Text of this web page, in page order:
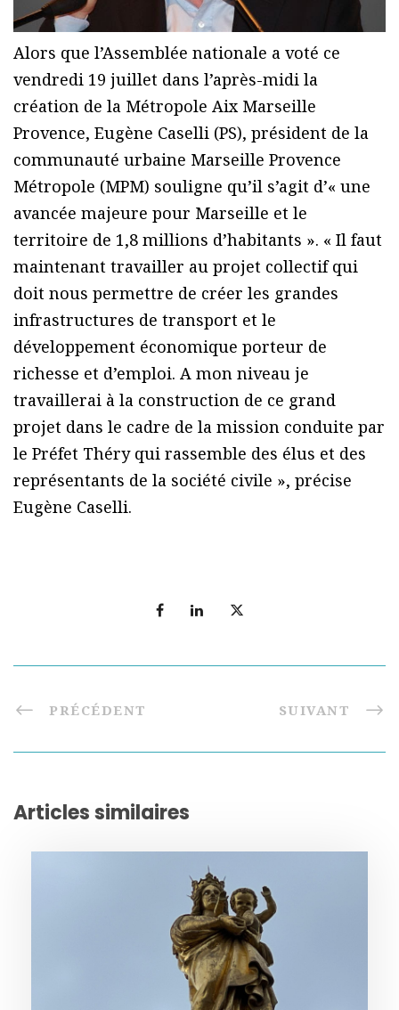
Alors que l’Assemblée nationale a voté ce
vendredi 19 juillet dans l’après-midi la
création de la Métropole Aix Marseille
Provence, Eugène Caselli (PS), président de la
communauté urbaine Marseille Provence
Métropole (MPM) souligne qu’il s’agit d’« une
avancée majeure pour Marseille et le
territoire de 1,8 millions d’habitants ». « Il faut
maintenant travailler au projet collectif qui
doit nous permettre de créer les grandes
infrastructures de transport et le
développement économique porteur de
richesse et d’emploi. A mon niveau je
travaillerai à la construction de ce grand
projet dans le cadre de la mission conduite par
le Préfet Théry qui rassemble des élus et des
représentants de la société civile », précise
Eugène Caselli.
PRÉCÉDENT SUIVANT
Articles similaires